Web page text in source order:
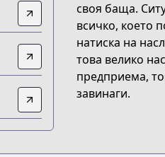
manga/solo-
content/64612703
своя баща.
всичко, което
натиска на
това велико
предприема,
завинаги.